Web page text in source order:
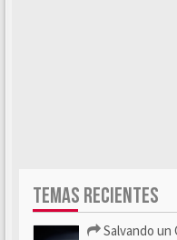
TEMAS RECIENTES
Salvando un